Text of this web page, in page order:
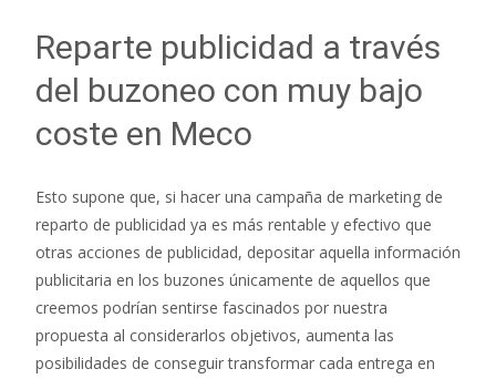
Reparte publicidad a través
del buzoneo con muy bajo
coste en Meco
Esto supone que, si hacer una campaña de marketing de
reparto de publicidad ya es más rentable y efectivo que
otras acciones de publicidad, depositar aquella información
publicitaria en los buzones únicamente de aquellos que
creemos podrían sentirse fascinados por nuestra
propuesta al considerarlos objetivos, aumenta las
posibilidades de conseguir transformar cada entrega en